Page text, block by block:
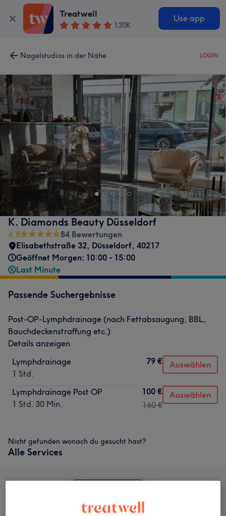
Treatwell
130K
Use app
Nagelstudios in der Nähe LOGIN
K. Diamonds Beauty Düsseldorf
4,8
84 Bewertungen
Elisabethstraße 32, Düsseldorf, 40217
Geöffnet Morgen: 10:00 - 15:00
Last Minute
Passende Suchergebnisse
Post-OP-Lymphdrainage (nach Fettabsaugung, BBL,
Bauchdeckenstraffung etc.)
Details anzeigen
Lymphdrainage
1 Std.
79 € Auswählen
Lymphdrainage Post OP
1 Std. 30 Min.
100 €
160 €
Auswählen
Nicht gefunden wonach du gesucht hast?
Alle Services
Massage